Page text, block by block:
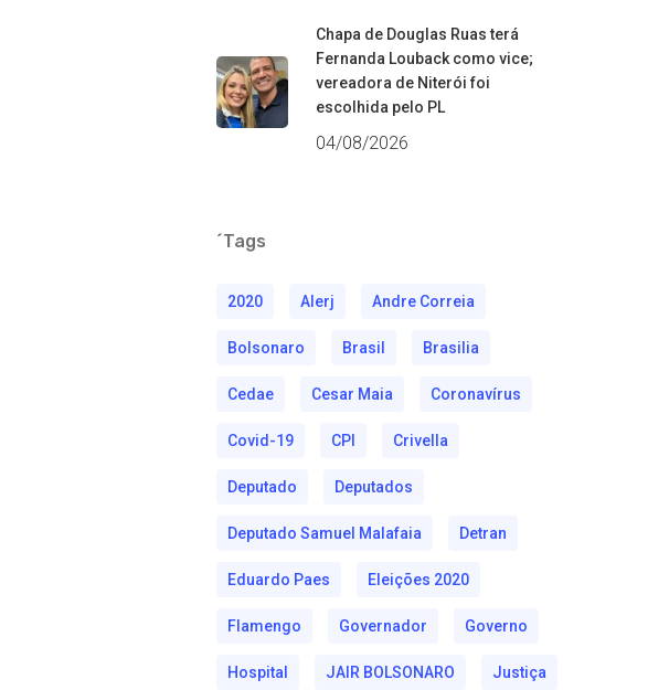
Chapa de Douglas Ruas terá
Fernanda Louback como vice;
vereadora de Niterói foi
escolhida pelo PL
04/08/2026
´Tags
2020 Alerj Andre Correia
Bolsonaro Brasil Brasilia
Cedae Cesar Maia Coronavírus
Covid-19 CPI Crivella
Deputado Deputados
Deputado Samuel Malafaia Detran
Eduardo Paes Eleições 2020
Flamengo Governador Governo
Hospital JAIR BOLSONARO Justiça